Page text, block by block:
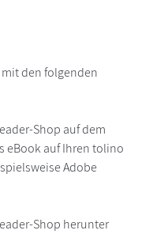
den folgenden
Shop auf dem
eBook auf Ihren tolino
Adobe
Shop herunter